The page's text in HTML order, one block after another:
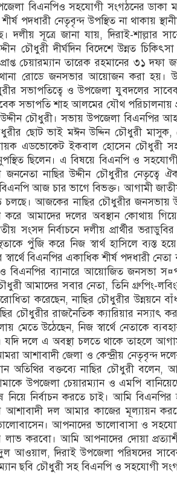
বিএনপিও সহযোগী সংগঠনের
পদধারী নেতৃবৃন্দ উপস্থিত না থাকায়
দলীয় সূত্রে জানা যায়, দিরাই-
চৌধুরী দীর্ঘদিন বিদেশে উন্নত
চেয়ারম্যান তারেক রহমানের ৩১ দফা
রোডে জনসভার আয়োজন করা হয়।
সভাপতিত্বে ও উপজেলা যুবদলের
সভাপতি শাহ আলমের যৌথ পরিচালনায়
চৌধুরী। সভায় উপজেলা বিএনপির
ছোট ভাই মঈন উদ্দিন চৌধুরী
এডভোকেট ইকবাল হোসেন চৌধুরী
ছিলেন। এ বিষয়ে বিএনপি ও
নাছির উদ্দীন চৌধুরীর নেতৃত্বে
আজ চার ভাগে বিভক্ত। আগামী
চলছে। আজকের নাছির চৌধুরীর জনসভায়
করে আমাদের দলের অবস্থান কোথায়
সংসদ নির্বাচনে দলীয় প্রার্থীর
পুঁজি করে নিজ স্বার্থ হাসিলে ব্যস্ত
স্বার্থে বিএনপির একাধিক শীর্ষ পদধারী
বিএনপির ব্যানারে আয়োজিত জনসভা
আমাদের সবার নেতা, তিনি গ্রুপিং-
করেছেন, নাছির চৌধুরীর উন্নয়নে
চৌধুরীর রাজনৈতিক ক্যারিয়ার নস্যাৎ
মেতে উঠেছেন, নিজ স্বার্থে নেতাকে
যদি দলে এ অবস্থা চলতে থাকে তাহলে
আশাবাদী জেলা ও কেন্দ্রীয় নেতৃবৃন্দ
অতিথির বক্তব্যে নাছির চৌধুরী বলেন,
উপজেলা চেয়ারম্যান ও এমপি
নির্বাচন করতে চাই। আমি বিএনপির
আশাবাদী দল আমার কাজের মূল্যায়ন
আপনাদের ভালোবাসা ও
লাভ করবো। আমি আপনাদের দোয়া
আওয়াল, দিরাই উপজেলা পরিষদের
ছবি চৌধুরী সহ বিএনপি ও সহযোগী